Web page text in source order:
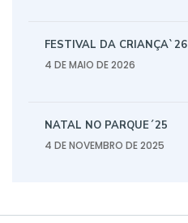
FESTIVAL DA CRIANÇA`26
4 DE MAIO DE 2026
NATAL NO PARQUE´25
4 DE NOVEMBRO DE 2025